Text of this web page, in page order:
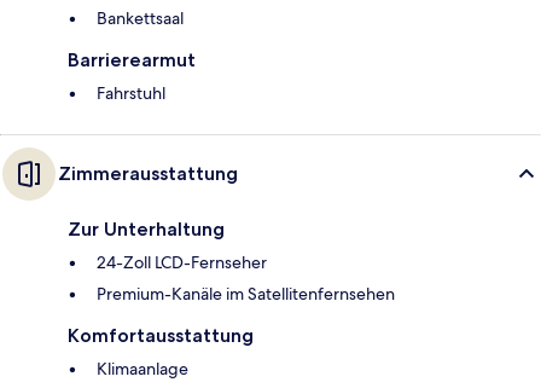
Bankettsaal
Barrierearmut
Fahrstuhl
Zimmerausstattung
Zur Unterhaltung
24-Zoll LCD-Fernseher
Premium-Kanäle im Satellitenfernsehen
Komfortausstattung
Klimaanlage